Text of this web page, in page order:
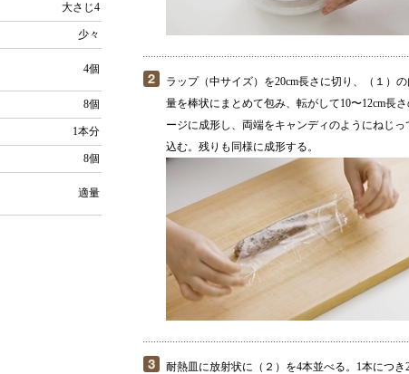
大さじ4
少々
4個
8個
1本分
8個
適量
ラップ（中サイズ）を20cm長さに切り、（１）
量を棒状にまとめて包み、転がして10〜12cm長
ージに成形し、両端をキャンディのようにねじっ
込む。残りも同様に成形する。
耐熱皿に放射状に（２）を4本並べる。1本につき